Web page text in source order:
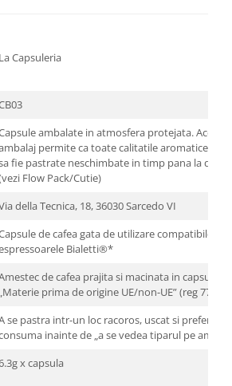
La Capsuleria
ambalate in atmosfera protejata. Acest
permite ca toate calitatile aromatice ale
fie pastrate neschimbate in timp pana la data
Flow Pack/Cutie)
della Tecnica, 18, 36030 Sarcedo VI
de cafea gata de utilizare compatibile cu
Bialetti®*
de cafea prajita si macinata in capsula
„Materie prima de origine UE/non-UE” (reg 775
se pastra intr-un loc racoros, uscat si preferabil
inainte de „a se vedea tiparul pe
x capsula